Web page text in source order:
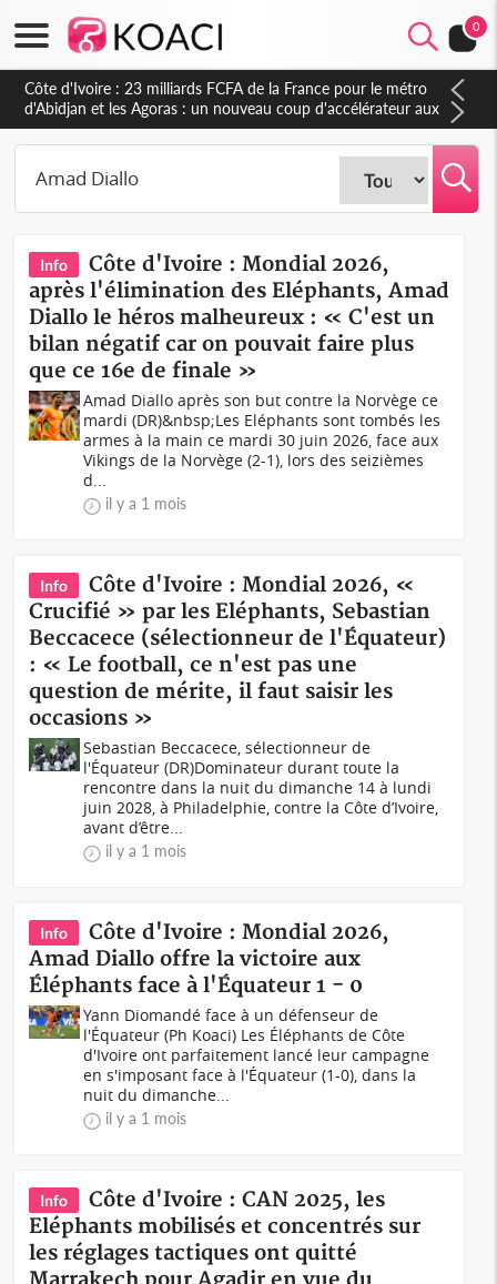
0
Côte d'Ivoire : 23 milliards FCFA de la France pour le métro
d'Abidjan et les Agoras : un nouveau coup d'accélérateur aux
projets structurants
Info
Côte d'Ivoire : Mondial 2026,
après l'élimination des Eléphants, Amad
Diallo le héros malheureux : « C'est un
bilan négatif car on pouvait faire plus
que ce 16e de finale »
Amad Diallo après son but contre la Norvège ce
mardi (DR)&nbsp;Les Eléphants sont tombés les
armes à la main ce mardi 30 juin 2026, face aux
Vikings de la Norvège (2-1), lors des seizièmes
d...
il y a 1 mois
Info
Côte d'Ivoire : Mondial 2026, «
Crucifié » par les Eléphants, Sebastian
Beccacece (sélectionneur de l'Équateur)
: « Le football, ce n'est pas une
question de mérite, il faut saisir les
occasions »
Sebastian Beccacece, sélectionneur de
l'Équateur (DR)Dominateur durant toute la
rencontre dans la nuit du dimanche 14 à lundi
juin 2028, à Philadelphie, contre la Côte d’Ivoire,
avant d’être...
il y a 1 mois
Info
Côte d'Ivoire : Mondial 2026,
Amad Diallo offre la victoire aux
Éléphants face à l'Équateur 1 - 0
Yann Diomandé face à un défenseur de
l'Équateur (Ph Koaci) Les Éléphants de Côte
d'Ivoire ont parfaitement lancé leur campagne
en s'imposant face à l'Équateur (1-0), dans la
nuit du dimanche...
il y a 1 mois
Info
Côte d'Ivoire : CAN 2025, les
Eléphants mobilisés et concentrés sur
les réglages tactiques ont quitté